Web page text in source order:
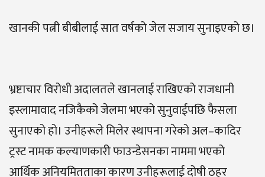
खानकी पत्नी बीबीलाई सात वर्षको जेल सजाय सुनाइएको छ।
भ्रष्टाचार विरोधी अदालतले खानलाई राखिएको राजधानी
इस्लामावाद नजिकैको जेलमा भएको सुनुवाईपछि फैसला
सुनाएको हो। उनीहरूले मिलेर स्थापना गरेको अल–कादिर
ट्रस्ट नामक कल्याणकारी फाउन्डेसनका नाममा भएको
आर्थिक अनियमितताका कारण उनीहरूलाई दोषी ठहर